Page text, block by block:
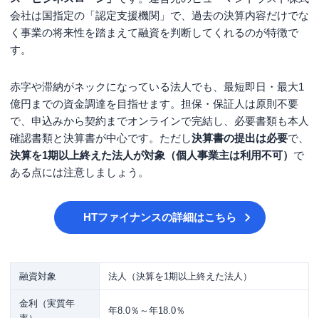
会社は国指定の「認定支援機関」で、過去の決算内容だけでな
く事業の将来性を踏まえて融資を判断してくれるのが特徴で
す。
赤字や滞納がネックになっている法人でも、最短即日・最大1
億円までの資金調達を目指せます。担保・保証人は原則不要
で、申込みから契約までオンラインで完結し、必要書類も本人
確認書類と決算書が中心です。ただし決算書の提出は必要で、
決算を1期以上終えた法人が対象（個人事業主は利用不可） で
ある点には注意しましょう。
HTファイナンスの詳細はこちら
融資対象 法人（決算を1期以上終えた法人）
金利（実質年
年8.0％～年18.0％